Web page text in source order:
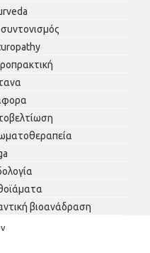
βιοανάδραση